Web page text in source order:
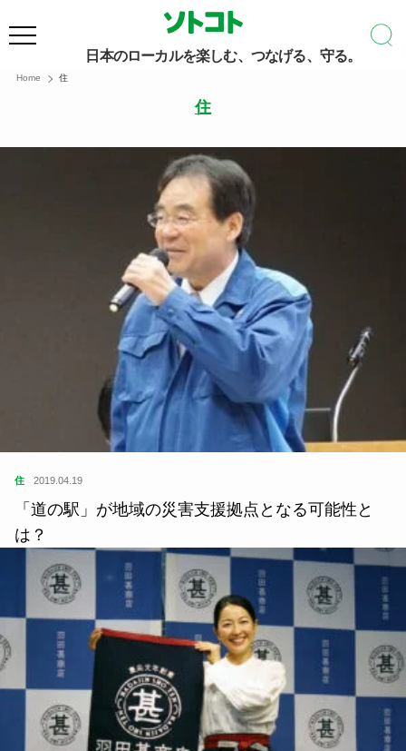
日本のローカルを楽しむ、つなげる、守る。
Home 住
住
住 2019.04.19
「道の駅」が地域の災害支援拠点となる可能性と
は？